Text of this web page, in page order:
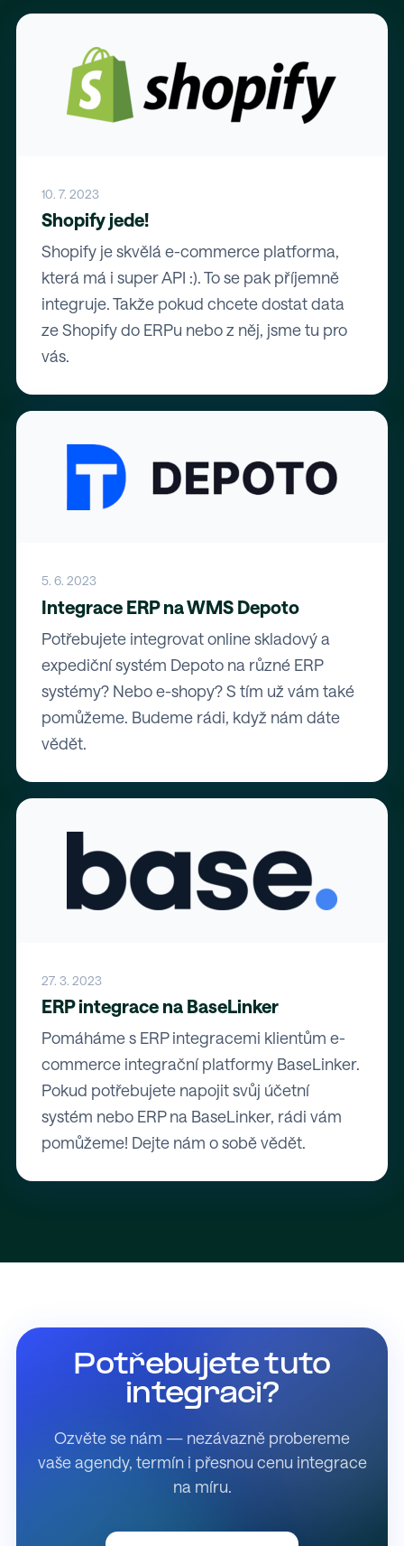
10. 7. 2023
Shopify jede!
Shopify je skvělá e-commerce platforma,
která má i super API :). To se pak příjemně
integruje. Takže pokud chcete dostat data
ze Shopify do ERPu nebo z něj, jsme tu pro
vás.
5. 6. 2023
Integrace ERP na WMS Depoto
Potřebujete integrovat online skladový a
expediční systém Depoto na různé ERP
systémy? Nebo e-shopy? S tím už vám také
pomůžeme. Budeme rádi, když nám dáte
vědět.
27. 3. 2023
ERP integrace na BaseLinker
Pomáháme s ERP integracemi klientům e-
commerce integrační platformy BaseLinker.
Pokud potřebujete napojit svůj účetní
systém nebo ERP na BaseLinker, rádi vám
pomůžeme! Dejte nám o sobě vědět.
Potřebujete tuto
integraci?
Ozvěte se nám — nezávazně probereme
vaše agendy, termín i přesnou cenu integrace
na míru.